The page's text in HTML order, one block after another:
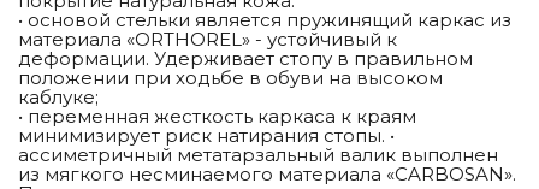
• основой стельки является пружинящий каркас из
материала «ORTHOREL» - устойчивый к
деформации. Удерживает стопу в правильном
положении при ходьбе в обуви на высоком
каблуке;
• переменная жесткость каркаса к краям
минимизирует риск натирания стопы. •
ассиметричный метатарзальный валик выполнен
из мягкого несминаемого материала «CARBOSAN».